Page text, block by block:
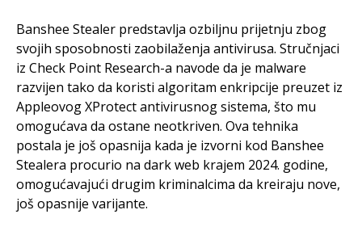
Banshee Stealer predstavlja ozbiljnu prijetnju zbog
svojih sposobnosti zaobilaženja antivirusa. Stručnjaci
iz Check Point Research-a navode da je malware
razvijen tako da koristi algoritam enkripcije preuzet iz
Appleovog XProtect antivirusnog sistema, što mu
omogućava da ostane neotkriven. Ova tehnika
postala je još opasnija kada je izvorni kod Banshee
Stealera procurio na dark web krajem 2024. godine,
omogućavajući drugim kriminalcima da kreiraju nove,
još opasnije varijante.